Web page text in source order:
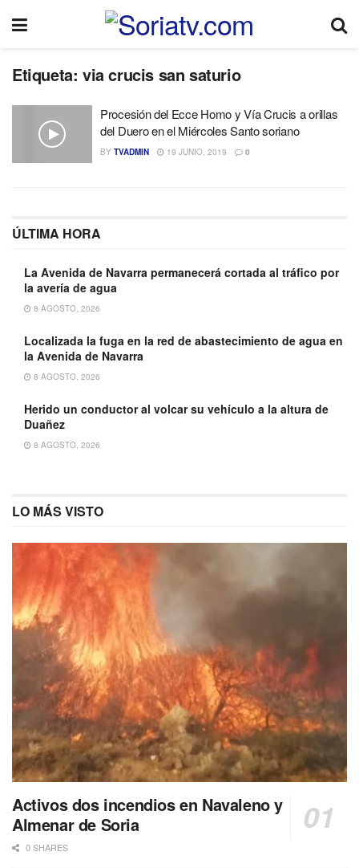
Etiqueta: via crucis san saturio
Procesión del Ecce Homo y Vía Crucis a orillas
del Duero en el Miércoles Santo soriano
BY TVADMIN 19 JUNIO, 2019 0
ÚLTIMA HORA
La Avenida de Navarra permanecerá cortada al tráfico por
la avería de agua
8 AGOSTO, 2026
Localizada la fuga en la red de abastecimiento de agua en
la Avenida de Navarra
8 AGOSTO, 2026
Herido un conductor al volcar su vehículo a la altura de
Duañez
8 AGOSTO, 2026
LO MÁS VISTO
Activos dos incendios en Navaleno y
Almenar de Soria
0 SHARES